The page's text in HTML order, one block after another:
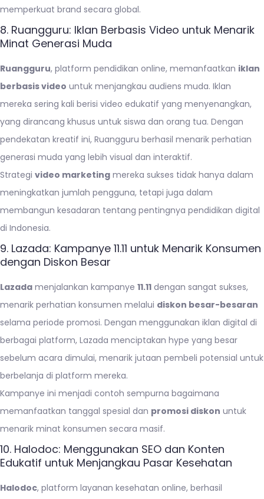
memperkuat brand secara global.
8. Ruangguru: Iklan Berbasis Video untuk Menarik
Minat Generasi Muda
Ruangguru, platform pendidikan online, memanfaatkan iklan
berbasis video untuk menjangkau audiens muda. Iklan
mereka sering kali berisi video edukatif yang menyenangkan,
yang dirancang khusus untuk siswa dan orang tua. Dengan
pendekatan kreatif ini, Ruangguru berhasil menarik perhatian
generasi muda yang lebih visual dan interaktif.
Strategi video marketing mereka sukses tidak hanya dalam
meningkatkan jumlah pengguna, tetapi juga dalam
membangun kesadaran tentang pentingnya pendidikan digital
di Indonesia.
9. Lazada: Kampanye 11.11 untuk Menarik Konsumen
dengan Diskon Besar
Lazada menjalankan kampanye 11.11 dengan sangat sukses,
menarik perhatian konsumen melalui diskon besar-besaran
selama periode promosi. Dengan menggunakan iklan digital di
berbagai platform, Lazada menciptakan hype yang besar
sebelum acara dimulai, menarik jutaan pembeli potensial untuk
berbelanja di platform mereka.
Kampanye ini menjadi contoh sempurna bagaimana
memanfaatkan tanggal spesial dan promosi diskon untuk
menarik minat konsumen secara masif.
10. Halodoc: Menggunakan SEO dan Konten
Edukatif untuk Menjangkau Pasar Kesehatan
Halodoc, platform layanan kesehatan online, berhasil